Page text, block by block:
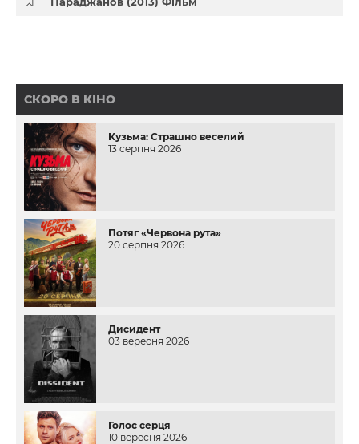
СКОРО В КІНО
Кузьма: Страшно веселий
13 серпня 2026
Потяг «Червона рута»
20 серпня 2026
Дисидент
03 вересня 2026
Голос серця
10 вересня 2026